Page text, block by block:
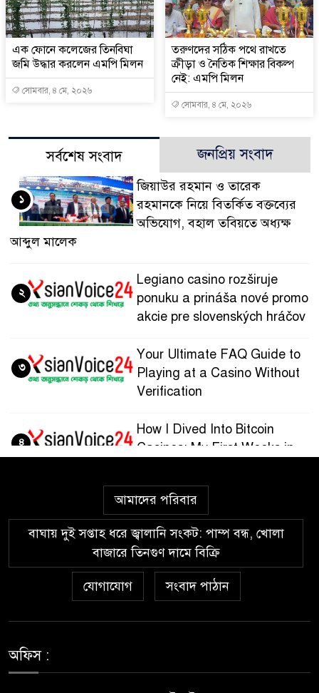
এক ফোনে কলেজের তিনবিঘা
জমি উদ্ধার করলেন এমপি মিলন
সোমবার, ৪ মে, ২০২৬
তরুণদের সঠিক পথে রাখতে
ক্রীড়া ও নৈতিক শিক্ষার বিকল্প
নেই: এমপি মিলন
সোমবার, ৪ মে, ২০২৬
সর্বশেষ সংবাদ জনপ্রিয় সংবাদ
জিয়াউর রহমান ও তারেক
রহমানকে নিয়ে বিতর্কিত বক্তব্যের
অভিযোগ, বহাল তবিয়তে অধ্যক্ষ
আব্দুল মালেক
১
Legiano casino rozširuje
ponuku a prináša nové promo
akcie pre slovenských hráčov
২
Your Ultimate FAQ Guide to
Playing at a Casino Without
Verification
৩
How I Dived Into Bitcoin
Casinos: My First Weeks in
৪
Guía paso a paso para
registrarte y jugar en
Wazamba Casino
৫
Kako sam otkrio Lolajack
Casino – osobno iskustvo od
Popularna Online Kazina:
আমাদের পরিবার
বাঘায় দুই সপ্তাহ ধরে জ্বালানি সংকট: পাম্প বন্ধ, খোলা
বাজারে তিনগুণ দামে বিক্রি
যোগাযোগ সংবাদ পাঠান
অফিস :